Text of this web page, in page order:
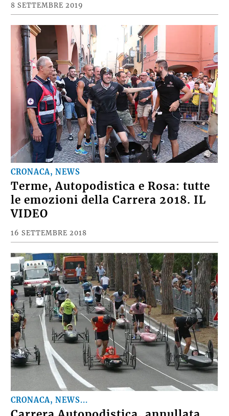
8 SETTEMBRE 2019
CRONACA, NEWS
Terme, Autopodistica e Rosa: tutte
le emozioni della Carrera 2018. IL
VIDEO
16 SETTEMBRE 2018
CRONACA, NEWS...